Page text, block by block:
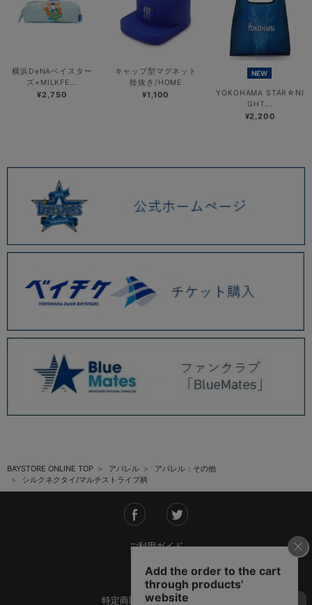
横浜DeNAベイスター
ズ×MILKFE...
¥2,750
キャップ型マグネット
栓抜き/HOME
¥1,100
NEW
YOKOHAMA STAR☆NI
GHT...
¥2,200
BAYSTORE ONLINE TOP アパレル
アパレル：その他
シルクネクタイ/マルチストライプ柄
ご利用ガイド
会社概要
特定商取引法に基づく表記